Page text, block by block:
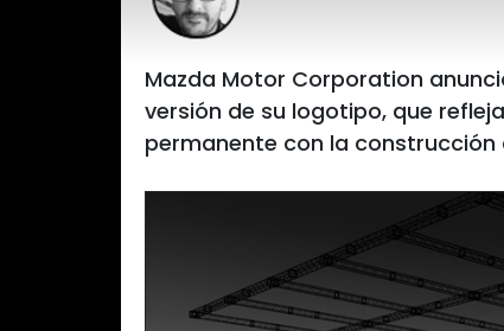
Mazda Motor Corporation
versión de su logotipo, que
permanente con la construcción